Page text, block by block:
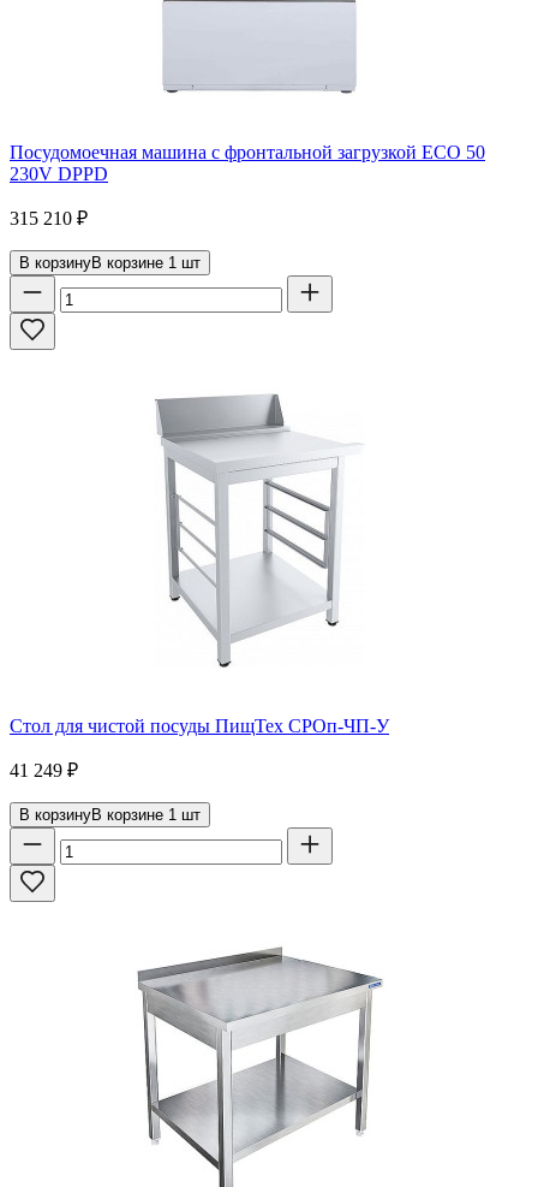
Посудомоечная машина с фронтальной загрузкой ECO 50
230V DPPD
315 210 ₽
В корзинуВ корзине 1 шт
Стол для чистой посуды ПищТех СРОп-ЧП-У
41 249 ₽
В корзинуВ корзине 1 шт